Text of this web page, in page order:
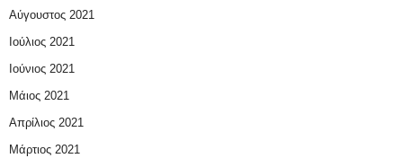
Αύγουστος 2021
Ιούλιος 2021
Ιούνιος 2021
Μάιος 2021
Απρίλιος 2021
Μάρτιος 2021